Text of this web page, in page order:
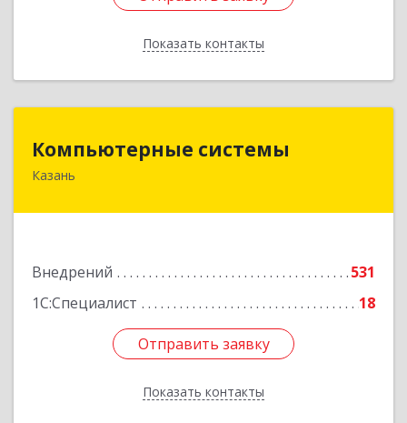
Показать контакты
Назад
Компьютерные системы
Казань
Внедрений
531
1С:Специалист
18
Отправить заявку
Показать контакты
420066, Татарстан Респ, Казань г, Солдатская
Отправить заявку
Назад